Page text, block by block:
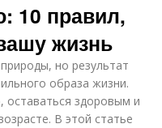
10 правил,
жизнь
но результат
образа жизни.
оставаться здоровым и
В этой статье